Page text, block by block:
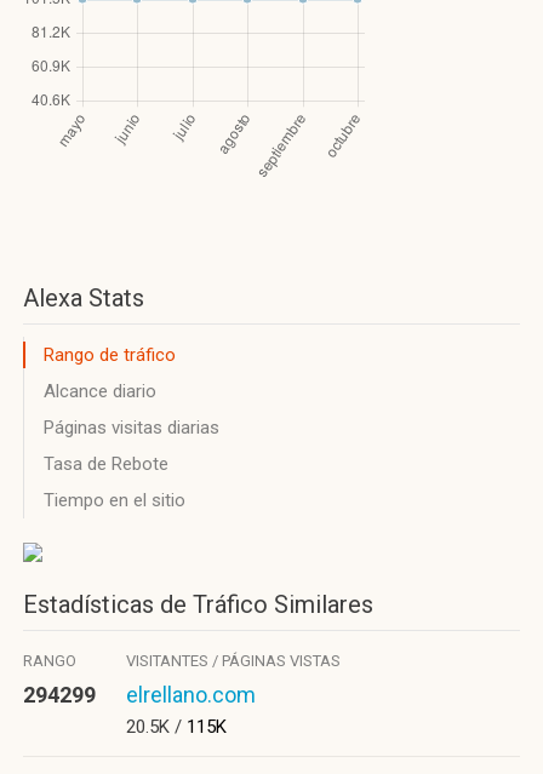
Alexa Stats
Rango de tráfico
Alcance diario
Páginas visitas diarias
Tasa de Rebote
Tiempo en el sitio
Estadísticas de Tráfico Similares
RANGO VISITANTES / PÁGINAS VISTAS
294299 elrellano.com
20.5K / 115K